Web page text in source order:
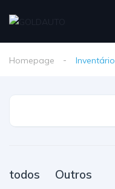
Homepage Inventário
todos Outros